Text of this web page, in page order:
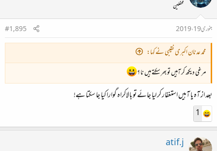
محفلین
جنوری 19، 2019
#1,895
محمد عدنان اکبری نقیبی نے کہا:
مرغی دیکھ کر آہیں تو بھر سکتے ہیں نا ؟
بعد از آہ یا آہیں استغفار کر لیا جائے تو بالاکراہ گوارا کیا جا سکتا ہے!
1
atif.j